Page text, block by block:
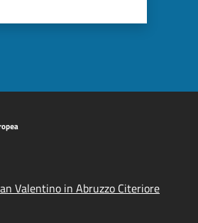
Valentino in Abruzzo Citeriore